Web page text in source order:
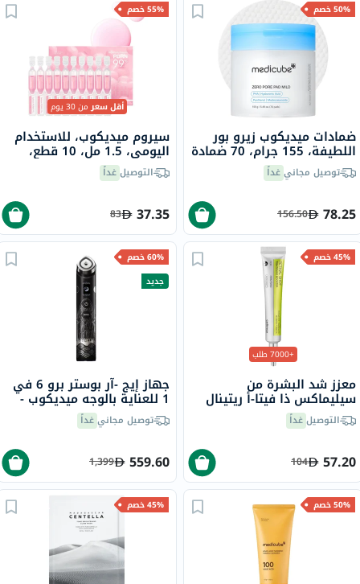
50% خصم
ضمادات ميديكوب زيرو بور
اللطيفة، 155 جرام، 70 ضمادة
توصيل مجانيغداً
78.25
156.50
55% خصم
أقل سعرمن 30 يوم
سيروم ميديكوب، للاستخدام
اليومي، 1.5 مل، 10 قطع،
ورديالتوصيلغداً
37.35
83
45% خصم
+7000 طلب
معزز شد البشرة من
سيليماكس ذا فيتا-أ ريتينال
شوت، 15 مل
التوصيلغداً
57.20
104
60% خصم
جديد
جهاز إيج -آر بوستر برو 6 في
1 للعناية بالوجه ميديكوب -
إصدار إيروروبونغدو
توصيل مجانيغداً
559.60
1,399
50% خصم 45% خصم